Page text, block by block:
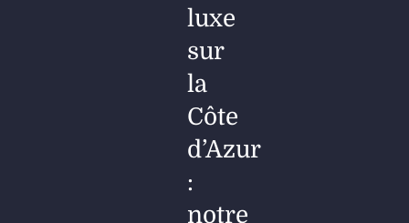
luxe
sur
la
Côte
d’Azur
:
notre